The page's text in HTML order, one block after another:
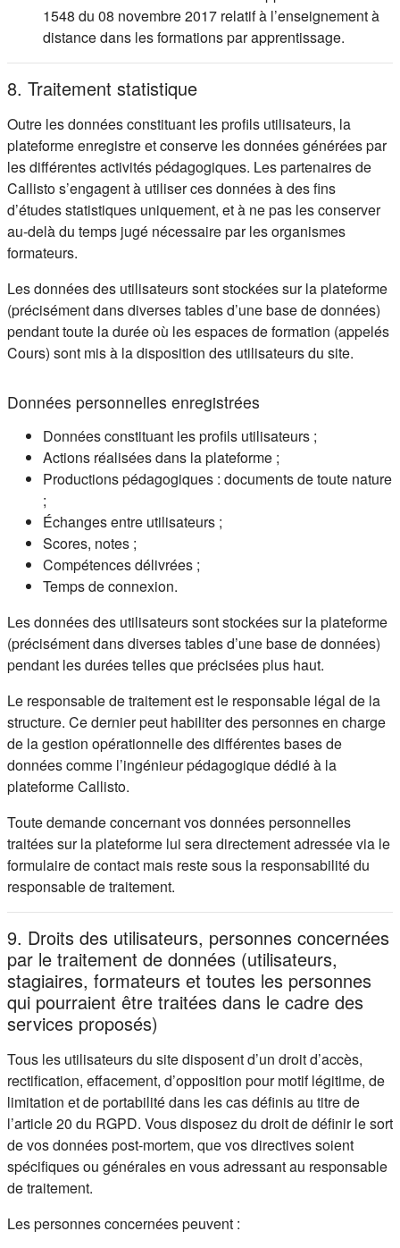
1548 du 08 novembre 2017 relatif à l’enseignement à
distance dans les formations par apprentissage.
8. Traitement statistique
Outre les données constituant les profils utilisateurs, la
plateforme enregistre et conserve les données générées par
les différentes activités pédagogiques. Les partenaires de
Callisto s’engagent à utiliser ces données à des fins
d’études statistiques uniquement, et à ne pas les conserver
au-delà du temps jugé nécessaire par les organismes
formateurs.
Les données des utilisateurs sont stockées sur la plateforme
(précisément dans diverses tables d’une base de données)
pendant toute la durée où les espaces de formation (appelés
Cours) sont mis à la disposition des utilisateurs du site.
Données personnelles enregistrées
Données constituant les profils utilisateurs ;
Actions réalisées dans la plateforme ;
Productions pédagogiques : documents de toute nature
;
Échanges entre utilisateurs ;
Scores, notes ;
Compétences délivrées ;
Temps de connexion.
Les données des utilisateurs sont stockées sur la plateforme
(précisément dans diverses tables d’une base de données)
pendant les durées telles que précisées plus haut.
Le responsable de traitement est le responsable légal de la
structure. Ce dernier peut habiliter des personnes en charge
de la gestion opérationnelle des différentes bases de
données comme l’ingénieur pédagogique dédié à la
plateforme Callisto.
Toute demande concernant vos données personnelles
traitées sur la plateforme lui sera directement adressée via le
formulaire de contact mais reste sous la responsabilité du
responsable de traitement.
9. Droits des utilisateurs, personnes concernées
par le traitement de données (utilisateurs,
stagiaires, formateurs et toutes les personnes
qui pourraient être traitées dans le cadre des
services proposés)
Tous les utilisateurs du site disposent d’un droit d’accès,
rectification, effacement, d’opposition pour motif légitime, de
limitation et de portabilité dans les cas définis au titre de
l’article 20 du RGPD. Vous disposez du droit de définir le sort
de vos données post-mortem, que vos directives soient
spécifiques ou générales en vous adressant au responsable
de traitement.
Les personnes concernées peuvent :